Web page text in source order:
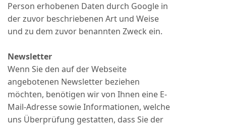
Person erhobenen Daten durch Google in
der zuvor beschriebenen Art und Weise
und zu dem zuvor benannten Zweck ein.
Newsletter
Wenn Sie den auf der Webseite
angebotenen Newsletter beziehen
möchten, benötigen wir von Ihnen eine E-
Mail-Adresse sowie Informationen, welche
uns Überprüfung gestatten, dass Sie der